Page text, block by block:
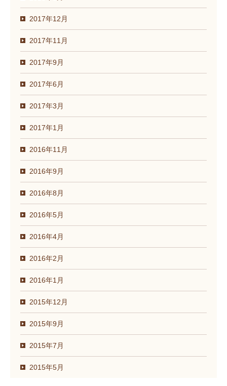
2017年12月
2017年11月
2017年9月
2017年6月
2017年3月
2017年1月
2016年11月
2016年9月
2016年8月
2016年5月
2016年4月
2016年2月
2016年1月
2015年12月
2015年9月
2015年7月
2015年5月